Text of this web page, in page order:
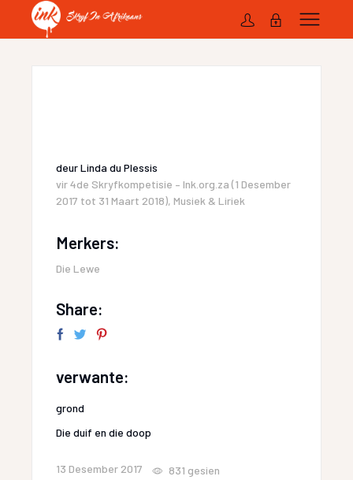
deurLinda du Plessis
vir4de Skryfkompetisie – Ink.org.za (1 Desember
2017 tot 31 Maart 2018), Musiek & Liriek
Merkers:
Die Lewe
Share:
verwante:
grond
Die duif en die doop
13 Desember 2017 831 gesien